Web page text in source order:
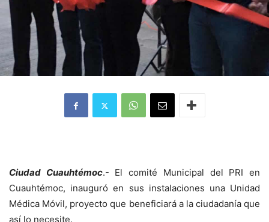
Ciudad Cuauhtémoc.- El comité Municipal del PRI en
Cuauhtémoc, inauguró en sus instalaciones una Unidad
Médica Móvil, proyecto que beneficiará a la ciudadanía que
así lo necesite.